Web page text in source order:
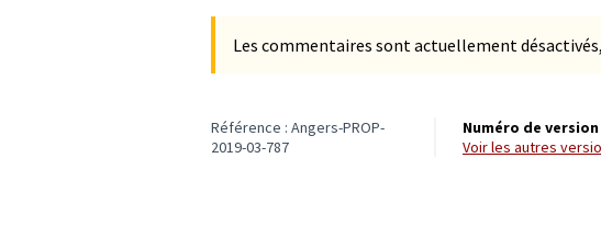
Les commentaires sont actuellement
Référence : Angers-PROP-
2019-03-787
Numéro de version
voir les autres